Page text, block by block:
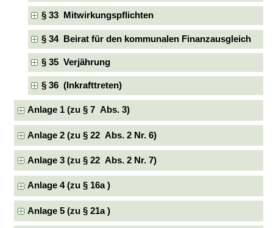
§ 33 Mitwirkungspflichten
§ 34 Beirat für den kommunalen Finanzausgleich
§ 35 Verjährung
§ 36 (Inkrafttreten)
Anlage 1 (zu § 7 Abs. 3)
Anlage 2 (zu § 22 Abs. 2 Nr. 6)
Anlage 3 (zu § 22 Abs. 2 Nr. 7)
Anlage 4 (zu § 16a )
Anlage 5 (zu § 21a )